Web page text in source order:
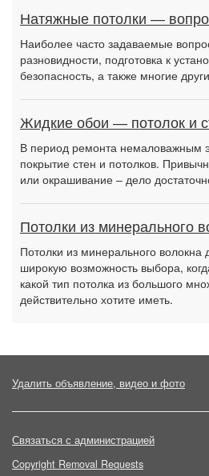
Натяжные потолки —
Наиболее часто задаваемые
разновидности, подготовка к
безопасность, а также многие
Жидкие обои — потолок и
В период ремонта немаловажным
покрытие стен и потолков.
или окрашивание – дело
Потолки из минерального
Потолки из минерального волокна
широкую возможность выбора,
какой тип потолка из большого
действительно хотите иметь.
Удалить объявление, видео и фото
Связаться с администрацией
Copyright Removal Requests